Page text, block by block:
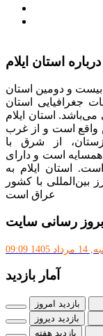
درباره استان ایلام
مربع، بیست و دومین استان
جغرافیایی استان
۴۶٫۴۲۲۶۴۹° شرقی می‌باشد. استان ایلام
واقع است و از غرب
از شرق با
همسایه است و دارای
استان ایلام به
بین‌المللی با کشور
عراق است
بروز رسانی سایت
09:09
آمار بازدید
بازدید امروز
بازدید دیروز
بازدید هفته